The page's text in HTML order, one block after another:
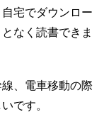
宅でダウンロー
なく読書できま
、電車移動の際
です。